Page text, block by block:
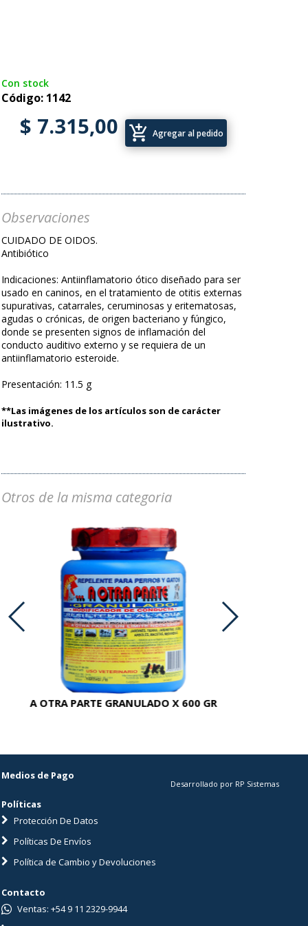
Con stock
Código: 1142
$ 7.315,00 add_shopping_cart Agregar al pedido
Observaciones
CUIDADO DE OIDOS.
Antibiótico
Indicaciones: Antiinflamatorio ótico diseñado para ser
usado en caninos, en el tratamiento de otitis externas
supurativas, catarrales, ceruminosas y eritematosas,
agudas o crónicas, de origen bacteriano y fúngico,
donde se presenten signos de inflamación del
conducto auditivo externo y se requiera de un
antiinflamatorio esteroide.
Presentación: 11.5 g
**Las imágenes de los artículos son de carácter
ilustrativo.
Otros de la misma categoria
A OTRA PARTE GRANULADO X 600 GR
Medios de Pago
Políticas
Protección De Datos
Políticas De Envíos
Política de Cambio y Devoluciones
Desarrollado por RP Sistemas
Contacto
Ventas: +54 9 11 2329-9944